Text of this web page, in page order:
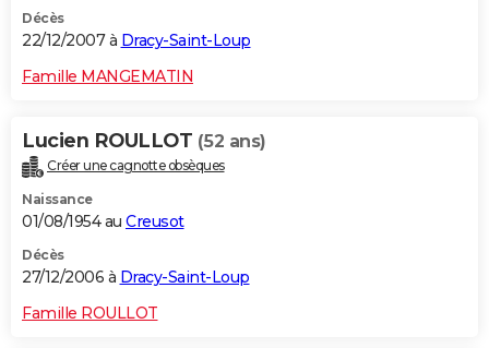
Décès
22/12/2007 à Dracy-Saint-Loup
Famille MANGEMATIN
Lucien ROULLOT (52 ans)
Créer une cagnotte obsèques
Naissance
01/08/1954 au Creusot
Décès
27/12/2006 à Dracy-Saint-Loup
Famille ROULLOT